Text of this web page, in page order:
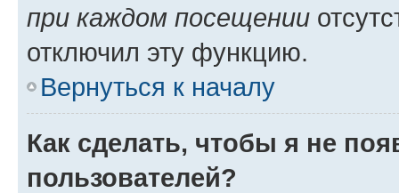
при каждом посещении
отключил эту функцию.
Вернуться к началу
Как сделать, чтобы я не
пользователей?